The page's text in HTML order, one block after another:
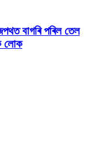
বাগৰি পৰিল তেল
লোক